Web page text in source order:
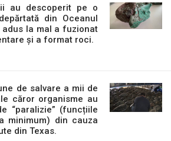
au descoperit pe o
din Oceanul
la mal a fuzionat
și a format roci.
de salvare a mii de
căror organisme au
“paralizie” (funcțiile
minimum) din cauza
din Texas.